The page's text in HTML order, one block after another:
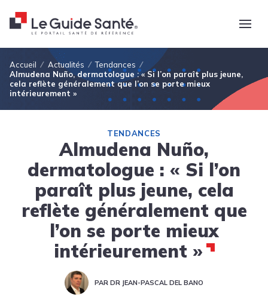
Fil d'Ariane
Accueil Actualités
Tendances
Almudena Nuño, dermatologue : « Si l’on paraît plus jeune,
cela reflète généralement que l’on se porte mieux
intérieurement »
TENDANCES
Almudena Nuño,
dermatologue : « Si l’on
paraît plus jeune, cela
reflète généralement que
l’on se porte mieux
intérieurement »
PAR DR JEAN-PASCAL DEL BANO